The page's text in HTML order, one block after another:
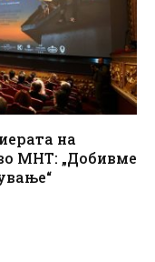
на
МНТ: „Добивме